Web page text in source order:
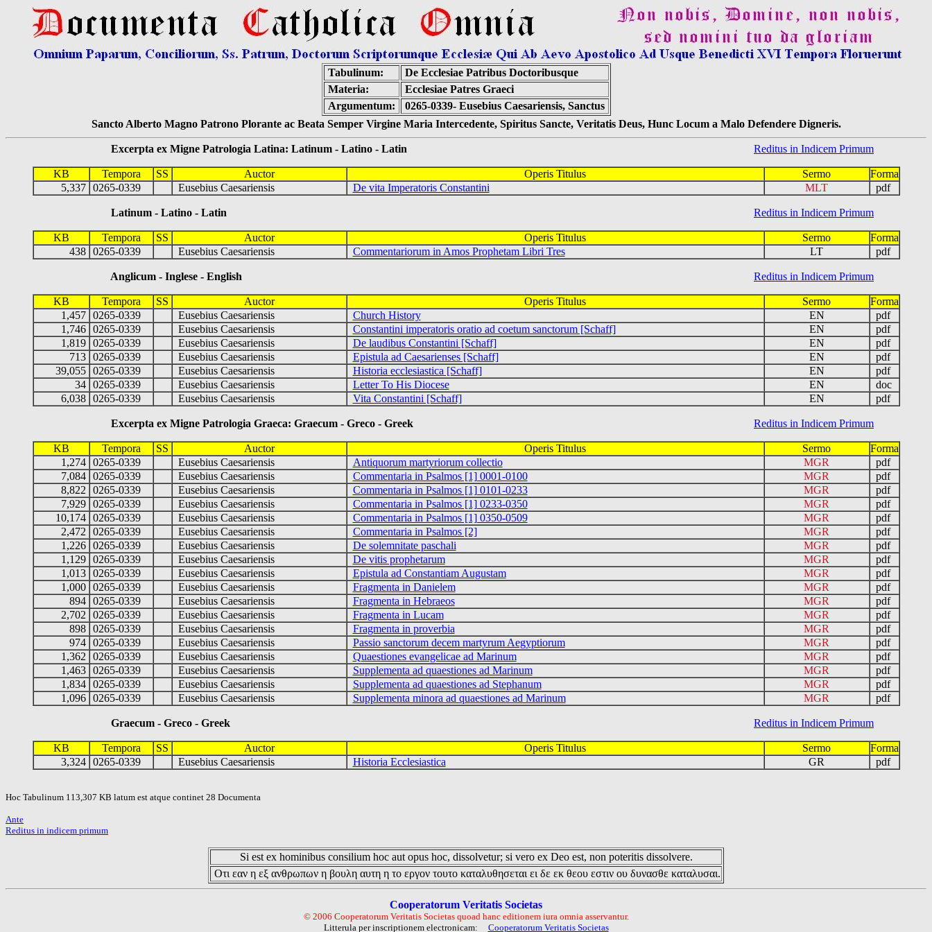
Tabulinum:
De Ecclesiae Patribus Doctoribusque
Materia:
Ecclesiae Patres Graeci
Argumentum:
0265-0339- Eusebius Caesariensis, Sanctus
Sancto Alberto Magno Patrono Plorante ac Beata Semper Virgine Maria Intercedente, Spiritus Sancte, Veritatis Deus, Hunc Locum a Malo Defendere Digneris.
Excerpta ex Migne Patrologia Latina: Latinum - Latino - Latin Reditus in Indicem Primum
KB Tempora SS Auctor Operis Titulus Sermo
Forma
5,337 0265-0339 Eusebius Caesariensis De vita Imperatoris Constantini MLT pdf
Latinum - Latino - Latin Reditus in Indicem Primum
KB Tempora SS Auctor Operis Titulus Sermo
Forma
438 0265-0339 Eusebius Caesariensis Commentariorum in Amos Prophetam Libri Tres LT pdf
Anglicum - Inglese - English Reditus in Indicem Primum
KB Tempora SS Auctor Operis Titulus Sermo
Forma
1,457 0265-0339 Eusebius Caesariensis Church History EN
pdf
1,746 0265-0339 Eusebius Caesariensis Constantini imperatoris oratio ad coetum sanctorum [Schaff] EN
pdf
1,819 0265-0339 Eusebius Caesariensis De laudibus Constantini [Schaff] EN
pdf
713 0265-0339 Eusebius Caesariensis Epistula ad Caesarienses [Schaff] EN
pdf
39,055 0265-0339 Eusebius Caesariensis Historia ecclesiastica [Schaff] EN
pdf
34 0265-0339 Eusebius Caesariensis Letter To His Diocese EN
doc
6,038 0265-0339 Eusebius Caesariensis Vita Constantini [Schaff] EN pdf
Excerpta ex Migne Patrologia Graeca: Graecum - Greco - Greek Reditus in Indicem Primum
KB Tempora SS Auctor Operis Titulus Sermo
Forma
1,274 0265-0339 Eusebius Caesariensis Antiquorum martyriorum collectio MGR
pdf
7,084 0265-0339 Eusebius Caesariensis Commentaria in Psalmos [1] 0001-0100 MGR
pdf
8,822
0265-0339 Eusebius Caesariensis Commentaria in Psalmos [1] 0101-0233 MGR
pdf
7,929 0265-0339 Eusebius Caesariensis Commentaria in Psalmos [1] 0233-0350 MGR
pdf
10,174 0265-0339 Eusebius Caesariensis Commentaria in Psalmos [1] 0350-0509 MGR
pdf
2,472
0265-0339 Eusebius Caesariensis Commentaria in Psalmos [2] MGR
pdf
1,226 0265-0339 Eusebius Caesariensis De solemnitate paschali MGR
pdf
1,129 0265-0339 Eusebius Caesariensis De vitis prophetarum MGR
pdf
1,013 0265-0339 Eusebius Caesariensis Epistula ad Constantiam Augustam MGR
pdf
1,000 0265-0339 Eusebius Caesariensis Fragmenta in Danielem MGR
pdf
894 0265-0339 Eusebius Caesariensis Fragmenta in Hebraeos MGR
pdf
2,702
0265-0339 Eusebius Caesariensis Fragmenta in Lucam MGR
pdf
898 0265-0339 Eusebius Caesariensis Fragmenta in proverbia MGR
pdf
974 0265-0339 Eusebius Caesariensis Passio sanctorum decem martyrum Aegyptiorum MGR
pdf
1,362
0265-0339 Eusebius Caesariensis Quaestiones evangelicae ad Marinum MGR
pdf
1,463 0265-0339 Eusebius Caesariensis Supplementa ad quaestiones ad Marinum MGR
pdf
1,834 0265-0339 Eusebius Caesariensis Supplementa ad quaestiones ad Stephanum MGR
pdf
1,096 0265-0339 Eusebius Caesariensis Supplementa minora ad quaestiones ad Marinum MGR pdf
Graecum - Greco - Greek Reditus in Indicem Primum
KB Tempora SS Auctor Operis Titulus Sermo
Forma
3,324 0265-0339 Eusebius Caesariensis Historia Ecclesiastica GR pdf
Hoc Tabulinum 113,307 KB latum est atque continet 28 Documenta
Ante
Reditus in indicem primum
Si est ex hominibus consilium hoc aut opus hoc, dissolvetur; si vero ex Deo est, non poteritis dissolvere.
Οτι εαν η εξ ανθρωπων η βουλη αυτη η το εργον τουτο καταλυθησεται ει δε εκ θεου εστιν ου δυνασθε καταλυσαι.
Cooperatorum Veritatis Societas
© 2006 Cooperatorum Veritatis Societas quoad hanc editionem iura omnia asservantur.
Litterula per inscriptionem electronicam: Cooperatorum Veritatis Societas